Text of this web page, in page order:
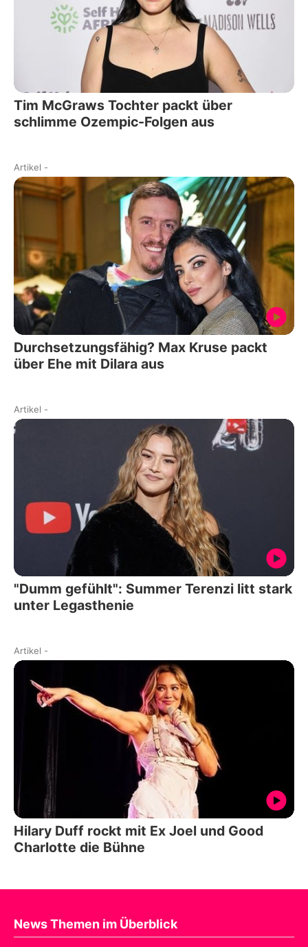
Tim McGraws Tochter packt über
schlimme Ozempic-Folgen aus
Artikel -
Durchsetzungsfähig? Max Kruse packt
über Ehe mit Dilara aus
Artikel -
"Dumm gefühlt": Summer Terenzi litt stark
unter Legasthenie
Artikel -
Hilary Duff rockt mit Ex Joel und Good
Charlotte die Bühne
News Themen im Überblick